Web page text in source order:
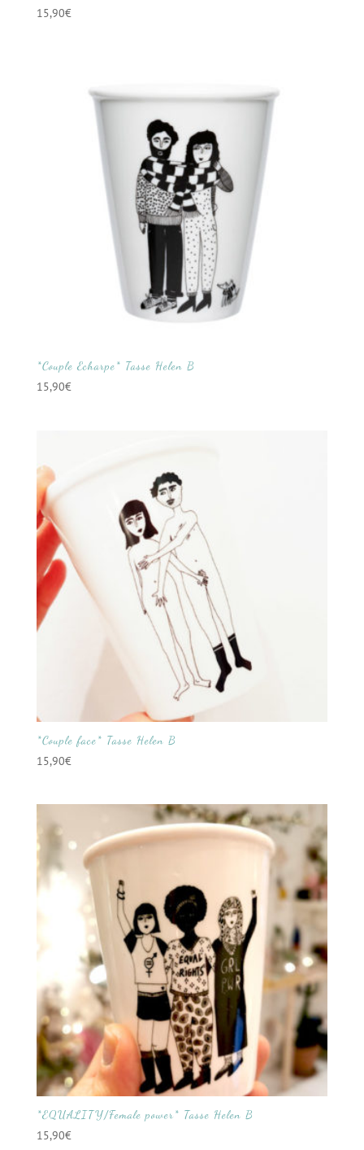
15,90€
*Couple Echarpe* Tasse Helen B
15,90€
*Couple face* Tasse Helen B
15,90€
*EQUALITY/Female power* Tasse Helen B
15,90€